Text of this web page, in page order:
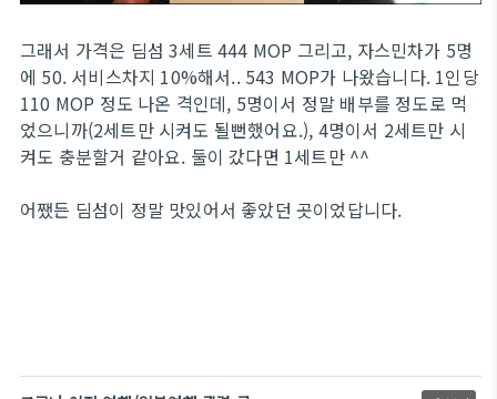
그래서 가격은 딤섬 3세트 444 MOP 그리고, 자스민차가 5명
에 50. 서비스차지 10%해서.. 543 MOP가 나왔습니다. 1인당
110 MOP 정도 나온 격인데, 5명이서 정말 배부를 정도로 먹
었으니까(2세트만 시켜도 될뻔했어요.), 4명이서 2세트만 시
켜도 충분할거 같아요. 둘이 갔다면 1세트만 ^^
어쨌든 딤섬이 정말 맛있어서 좋았던 곳이었답니다.